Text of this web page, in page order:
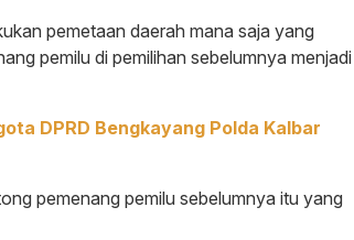
pemetaan daerah mana saja yang
pemilu di pemilihan sebelumnya menjadi
DPRD Bengkayang Polda Kalbar
pemenang pemilu sebelumnya itu yang